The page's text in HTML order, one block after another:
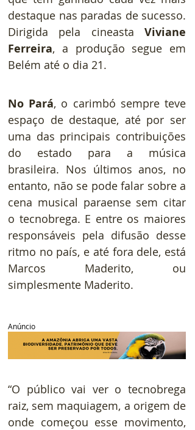
destaque nas paradas de sucesso.
Dirigida pela cineasta Viviane
Ferreira, a produção segue em
Belém até o dia 21.
No Pará, o carimbó sempre teve
espaço de destaque, até por ser
uma das principais contribuições
do estado para a música
brasileira. Nos últimos anos, no
entanto, não se pode falar sobre a
cena musical paraense sem citar
o tecnobrega. E entre os maiores
responsáveis pela difusão desse
ritmo no país, e até fora dele, está
Marcos Maderito, ou
simplesmente Maderito.
Anúncio
“O público vai ver o tecnobrega
raiz, sem maquiagem, a origem de
onde começou esse movimento,